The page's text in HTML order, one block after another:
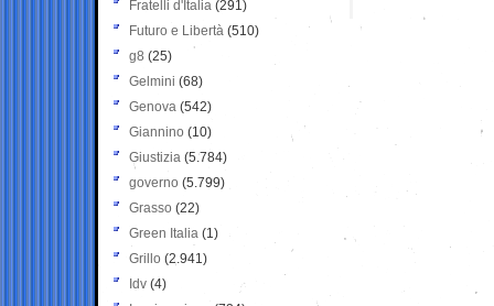
Fratelli d'Italia (291)
Futuro e Libertà (510)
g8 (25)
Gelmini (68)
Genova (542)
Giannino (10)
Giustizia (5.784)
governo (5.799)
Grasso (22)
Green Italia (1)
Grillo (2.941)
Idv (4)